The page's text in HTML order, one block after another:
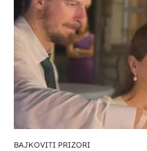
BAJKOVITI PRIZORI